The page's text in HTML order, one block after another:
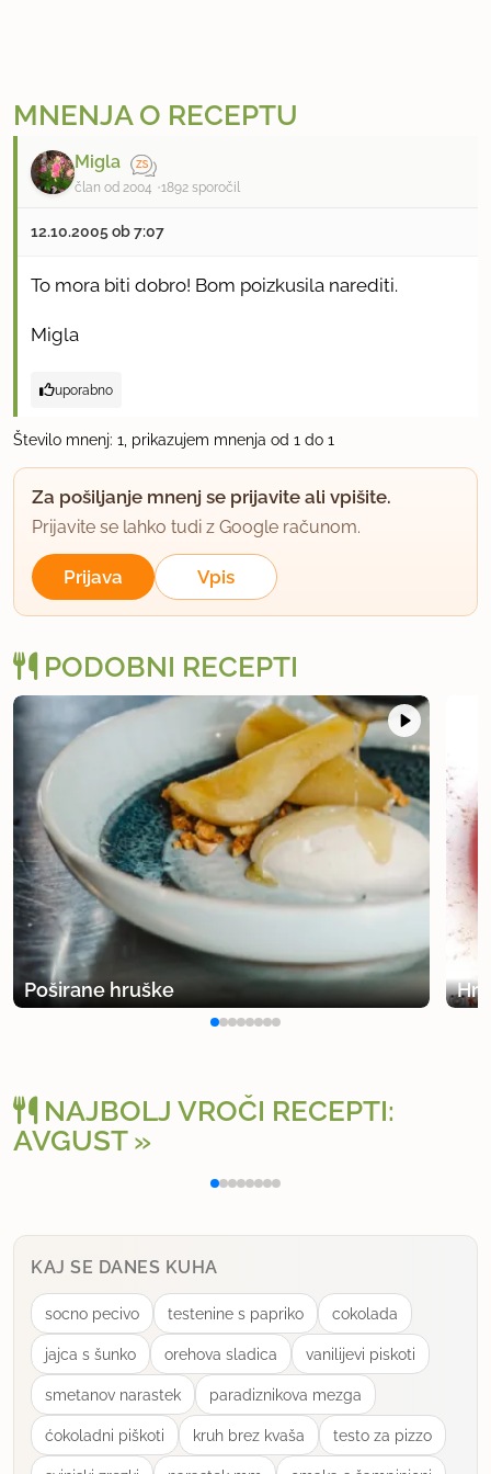
MNENJA O RECEPTU
Migla
član od 2004 1892 sporočil
12.10.2005 ob 7:07
To mora biti dobro! Bom poizkusila narediti.
Migla
uporabno
Število mnenj: 1, prikazujem mnenja od 1 do 1
Za pošiljanje mnenj se prijavite ali vpišite.
Prijavite se lahko tudi z Google računom.
Prijava Vpis
PODOBNI RECEPTI
Poširane hruške
NAJBOLJ VROČI RECEPTI:
AVGUST
Polnjena paprika na klasičen način
KAJ SE DANES KUHA
socno pecivo testenine s papriko cokolada
jajca s šunko orehova sladica vanilijevi piskoti
smetanov narastek paradiznikova mezga
ćokoladni piškoti kruh brez kvaša testo za pizzo